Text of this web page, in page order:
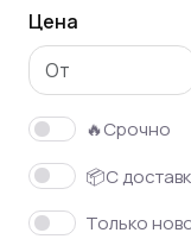
Цена
🔥Срочно
📦С
Только